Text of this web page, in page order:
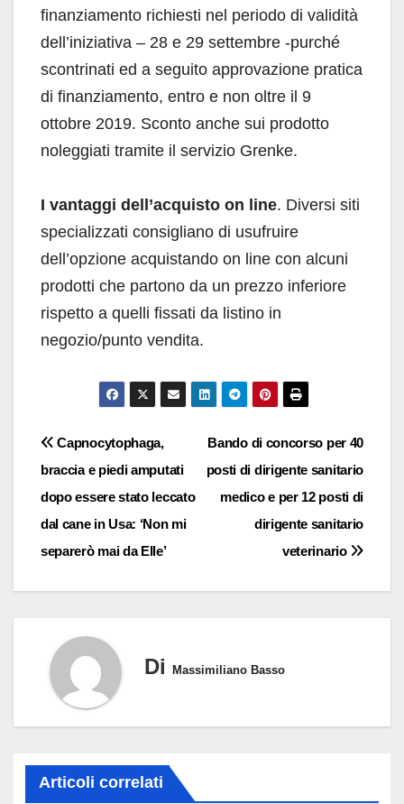
finanziamento richiesti nel periodo di validità
dell’iniziativa – 28 e 29 settembre -purché
scontrinati ed a seguito approvazione pratica
di finanziamento, entro e non oltre il 9
ottobre 2019. Sconto anche sui prodotto
noleggiati tramite il servizio Grenke.
I vantaggi dell’acquisto on line. Diversi siti
specializzati consigliano di usufruire
dell’opzione acquistando on line con alcuni
prodotti che partono da un prezzo inferiore
rispetto a quelli fissati da listino in
negozio/punto vendita.
Navigazione
articoli
Bando di concorso per 40
posti di dirigente sanitario
medico e per 12 posti di
dirigente sanitario
veterinario
Capnocytophaga,
braccia e piedi amputati
dopo essere stato leccato
dal cane in Usa: ‘Non mi
separerò mai da Elle’
Di Massimiliano Basso
Articoli correlati